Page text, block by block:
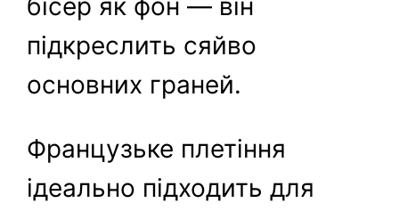
бісер як фон — він
підкреслить сяйво
основних граней.
Французьке плетіння
ідеально підходить для